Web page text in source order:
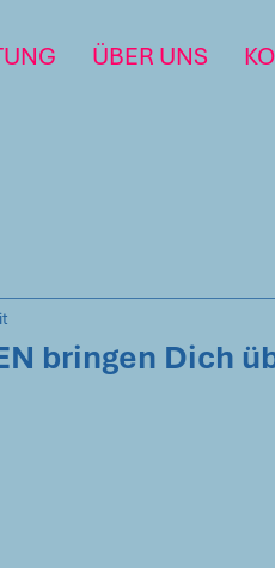
ÜBER UNS
bringen Dich